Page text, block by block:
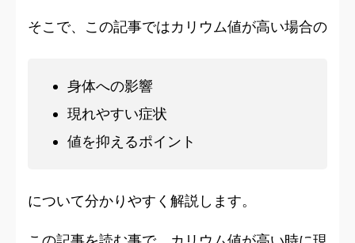
そこで、この記事ではカリウム値が高い場合の
身体への影響
現れやすい症状
値を抑えるポイント
について分かりやすく解説します。